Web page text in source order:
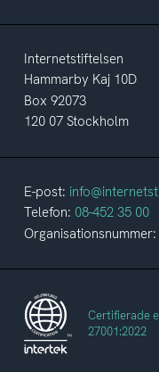
Internetstiftelsen
Hammarby Kaj 10D
Box 92073
120 07 Stockholm
E-post:
Telefon: 08-452 35 00
Certifierade
27001:2022